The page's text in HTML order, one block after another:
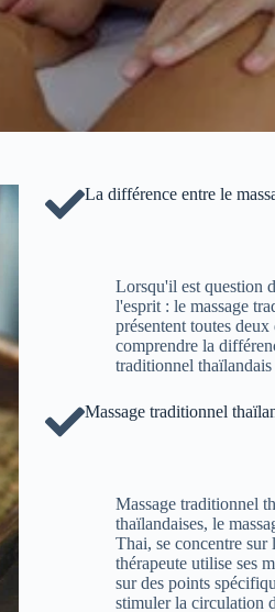
La différence entre le
Lorsqu'il est question
l'esprit : le massage
présentent toutes
comprendre la
traditionnel
Massage traditionnel
Massage traditionnel
thaïlandaises, le
Thai, se concentre
thérapeute utilise ses
sur des points
stimuler la circulation